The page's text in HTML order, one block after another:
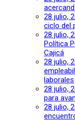
28 julio,
ciclo del
28 julio,
Política
Cajicá
28 julio,
laborales
28 julio,
para
28 julio,